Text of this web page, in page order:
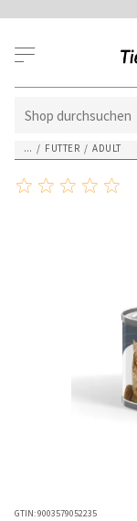
... / FUTTER / ADULT
GTIN:9003579052235